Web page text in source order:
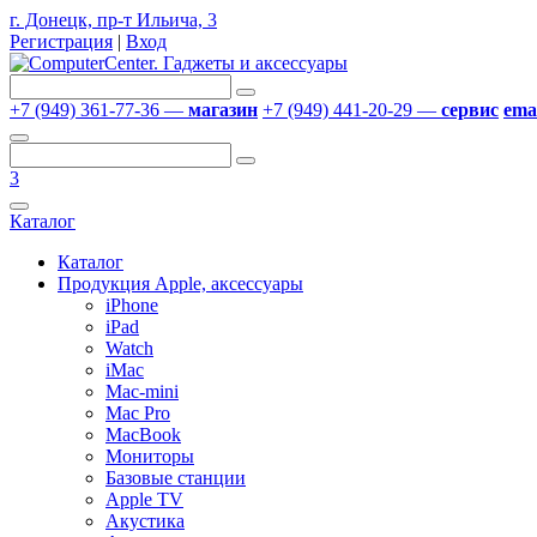
г. Донецк, пр-т Ильича, 3
Регистрация | Вход
+7 (949) 361-77-36 — магазин +7 (949) 441-20-29 — сервис
3
Каталог
Каталог
Продукция Apple, аксессуары
iPhone
iPad
Watch
iMac
Mac-mini
Mac Pro
MacBook
Мониторы
Базовые станции
Apple TV
Акустика